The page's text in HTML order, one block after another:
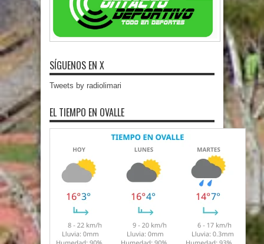
SÍGUENOS EN X
Tweets by radiolimari
EL TIEMPO EN OVALLE